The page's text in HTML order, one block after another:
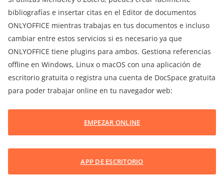
bibliografías e insertar citas en el Editor de documentos
ONLYOFFICE mientras trabajas en tus documentos e incluso
cambiar entre estos servicios si es necesario ya que
ONLYOFFICE tiene plugins para ambos. Gestiona referencias
offline en Windows, Linux o macOS con una aplicación de
escritorio gratuita o registra una cuenta de DocSpace gratuita
para poder trabajar online en tu navegador web:
EMPEZAR ONLINE
APP DE ESCRITORIO